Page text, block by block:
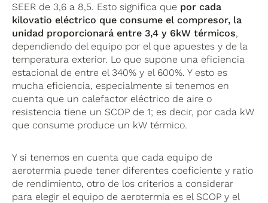
SEER de 3,6 a 8,5. Esto significa que por cada
kilovatio eléctrico que consume el compresor, la
unidad proporcionará entre 3,4 y 6kW térmicos,
dependiendo del equipo por el que apuestes y de la
temperatura exterior. Lo que supone una eficiencia
estacional de entre el 340% y el 600%. Y esto es
mucha eficiencia, especialmente si tenemos en
cuenta que un calefactor eléctrico de aire o
resistencia tiene un SCOP de 1; es decir, por cada kW
que consume produce un kW térmico.
Y si tenemos en cuenta que cada equipo de
aerotermia puede tener diferentes coeficiente y ratio
de rendimiento, otro de los criterios a considerar
para elegir el equipo de aerotermia es el SCOP y el